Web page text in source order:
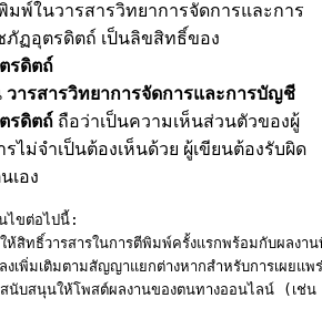
พ์ในวารสารวิทยาการจัดการและการ
ฏอุตรดิตถ์ เป็นลิขสิทธิ์ของ
รดิตถ์
วารสารวิทยาการจัดการและการบัญชี
รดิตถ์ ถือว่าเป็นความเห็นส่วนตัวของผู้
ไม่จำเป็นต้องเห็นด้วย ผู้เขียนต้องรับผิด
เอง
ไขต่อไปนี้:
สิทธิ์วารสารในการตีพิมพ์ครั้งแรกพร้อมกับผลง
เพิ่มเติมตามสัญญาแยกต่างหากสำหรับการเผย
บสนุนให้โพสต์ผลงานของตนทางออนไลน์ (เช่น